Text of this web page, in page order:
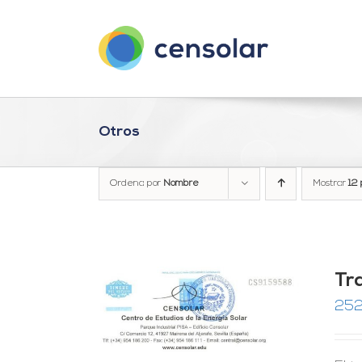
Otros
Ordena por Nombre Mostrar12